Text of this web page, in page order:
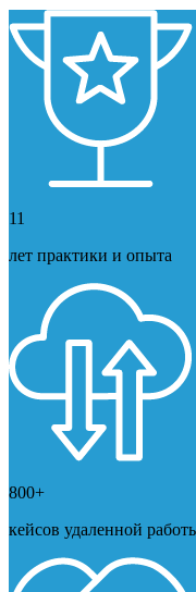
11
лет практики и опыта
800+
кейсов удаленной